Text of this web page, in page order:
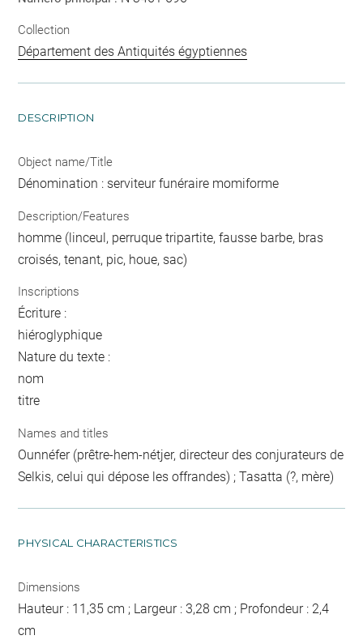
Collection
Département des Antiquités égyptiennes
DESCRIPTION
Object name/Title
Dénomination : serviteur funéraire momiforme
Description/Features
homme (linceul, perruque tripartite, fausse barbe, bras
croisés, tenant, pic, houe, sac)
Inscriptions
Écriture :
hiéroglyphique
Nature du texte :
nom
titre
Names and titles
Ounnéfer (prêtre-hem-nétjer, directeur des conjurateurs de
Selkis, celui qui dépose les offrandes) ; Tasatta (?, mère)
PHYSICAL CHARACTERISTICS
Dimensions
Hauteur : 11,35 cm ; Largeur : 3,28 cm ; Profondeur : 2,4
cm